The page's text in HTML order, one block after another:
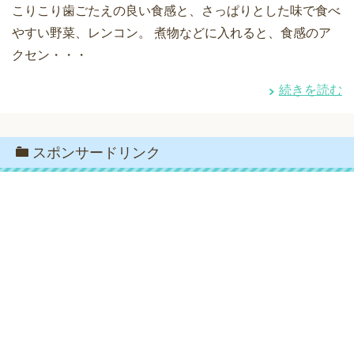
こりこり歯ごたえの良い食感と、さっぱりとした味で食べ
やすい野菜、レンコン。 煮物などに入れると、食感のア
クセン・・・
続きを読む
スポンサードリンク